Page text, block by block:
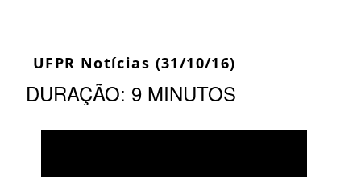
UFPR Notícias (31/10/16)
DURAÇÃO: 9 MINUTOS